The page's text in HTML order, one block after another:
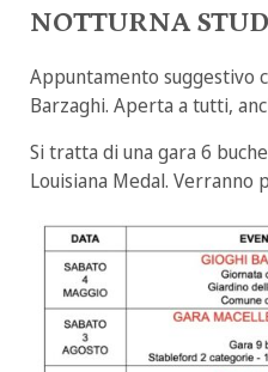
NOTTURNA
Appuntamento suggestivo
Barzaghi. Aperta a tutti,
Si tratta di una gara 6
Louisiana Medal. Verranno